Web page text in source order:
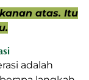
atas. Itu
adalah